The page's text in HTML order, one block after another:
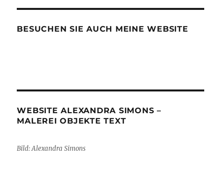
BESUCHEN SIE AUCH MEINE WEBSITE
WEBSITE ALEXANDRA SIMONS –
MALEREI OBJEKTE TEXT
Bild: Alexandra Simons